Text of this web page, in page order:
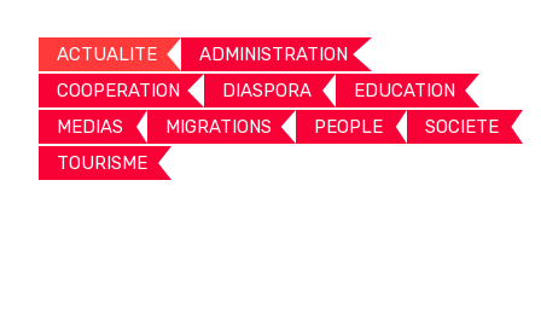
ACTUALITE
ADMINISTRATION
COOPERATION
DIASPORA
EDUCATION
MEDIAS
MIGRATIONS PEOPLE
SOCIETE
TOURISME